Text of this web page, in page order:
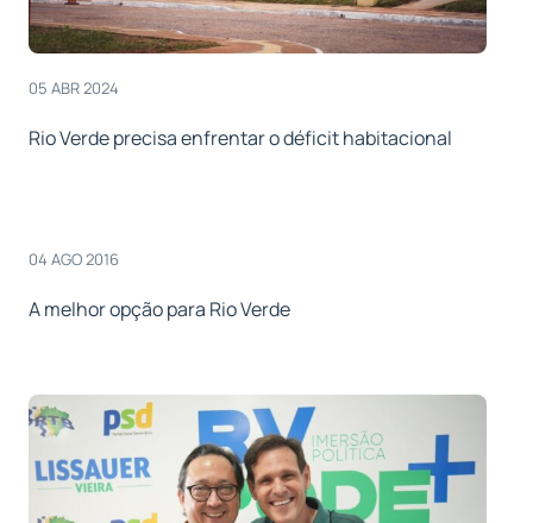
05 ABR 2024
Rio Verde precisa enfrentar o déficit habitacional
04 AGO 2016
A melhor opção para Rio Verde